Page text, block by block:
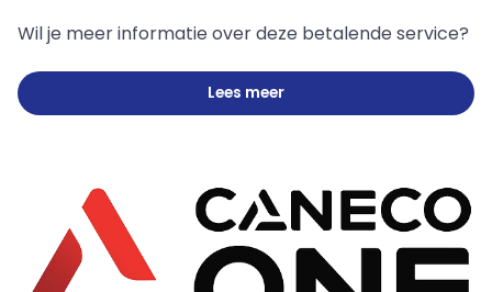
Wil je meer informatie over deze betalende service?
Lees meer